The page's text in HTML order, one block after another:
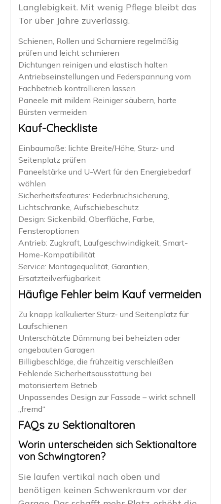
Langlebigkeit. Mit wenig Pflege bleibt das
Tor über Jahre zuverlässig.
Schienen, Rollen und Scharniere regelmäßig
prüfen und leicht schmieren
Dichtungen reinigen und elastisch halten
Antriebseinstellungen und Federspannung vom
Fachbetrieb kontrollieren lassen
Paneele mit mildem Reiniger säubern, harte
Bürsten vermeiden
Kauf-Checkliste
Einbaumaße: lichte Breite/Höhe, Sturz- und
Seitenplatz prüfen
Paneelstärke und U-Wert für den Energiebedarf
wählen
Sicherheitsfeatures: Federbruchsicherung,
Lichtschranke, Aufschiebeschutz
Design: Sickenbild, Oberfläche, Farbe,
Fensteroptionen
Antrieb: Zugkraft, Laufgeschwindigkeit, Smart-
Home-Kompatibilität
Service: Montagequalität, Garantien,
Ersatzteilverfügbarkeit
Häufige Fehler beim Kauf vermeiden
Zu knapp kalkulierter Sturz- und Seitenplatz für
Laufschienen
Unterschätzte Dämmung bei beheizten oder
angebauten Garagen
Billigbeschläge, die frühzeitig verschleißen
Fehlende Sicherheitsausstattung bei
motorisiertem Betrieb
Unpassendes Design zur Fassade – wirkt schnell
„fremd“
FAQs zu Sektionaltoren
Worin unterscheiden sich Sektionaltore
von Schwingtoren?
Sie laufen vertikal nach oben und
benötigen keinen Schwenkraum vor der